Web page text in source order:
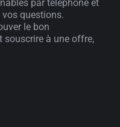
par téléphone et
questions.
le bon
souscrire à une offre,